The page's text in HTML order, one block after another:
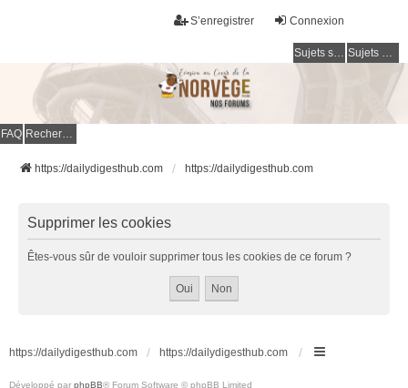
Connexion
S’enregistrer
Sujets sans réponse Sujets actifs
FAQ Rechercher
https://dailydigesthub.com https://dailydigesthub.com
Supprimer les cookies
Êtes-vous sûr de vouloir supprimer tous les cookies de ce forum ?
https://dailydigesthub.com https://dailydigesthub.com
Développé par phpBB® Forum Software © phpBB Limited